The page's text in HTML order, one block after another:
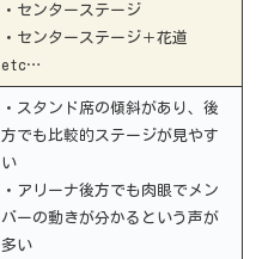
・センターステージ
・センターステージ＋花道
etc…
・スタンド席の傾斜があり、後
方でも比較的ステージが見やす
い
・アリーナ後方でも肉眼でメン
バーの動きが分かるという声が
多い